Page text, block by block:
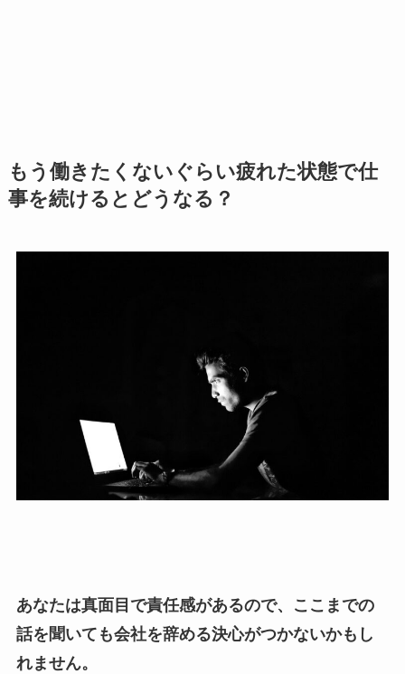
もう働きたくないぐらい疲れた状態で仕
事を続けるとどうなる？
あなたは真面目で責任感があるので、ここまでの
話を聞いても会社を辞める決心がつかないかもし
れません。